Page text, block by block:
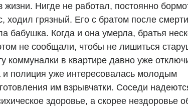
жизни. Нигде не работал, постоянно
ходил грязный. Его с братом после смерти
бабушка. Когда и она умерла, братья
не сообщали, чтобы не лишиться
коммуналки в квартире давно уже
и полиция уже интересовалась молодым
им взрывчатки. Соседи
здоровье, а скорее нездоровье